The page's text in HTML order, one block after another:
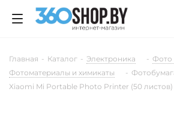
Главная - Каталог - Электроника - Фото
Фотоматериалы и химикаты
-
Xiaomi Mi Portable Photo Printer (50 листов)